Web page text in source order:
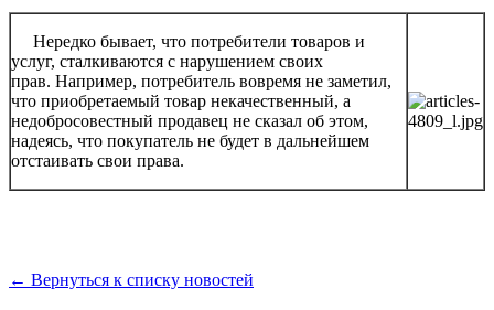
Нередко бывает, что потребители товаров и
услуг, сталкиваются с нарушением своих
прав. Например, потребитель вовремя не заметил,
что приобретаемый товар некачественный, а
недобросовестный продавец не сказал об этом,
надеясь, что покупатель не будет в дальнейшем
отстаивать свои права.
← Вернуться к списку новостей